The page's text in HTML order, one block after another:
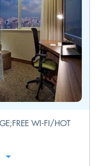
WI-FI/HOT